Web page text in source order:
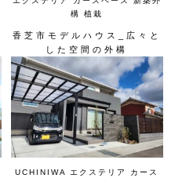
構
植栽
2024.05.15
香芝市モデルハウス_広々と
した空間の外構
UCHINIWA エクステリア
カース